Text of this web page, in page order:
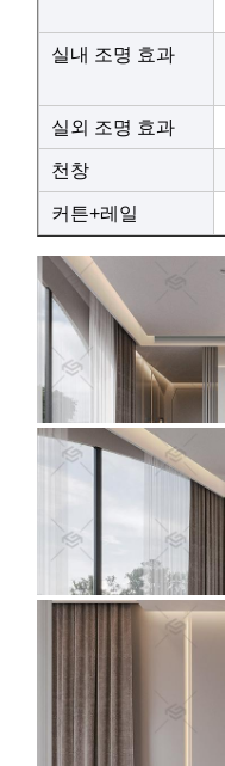
실내 조명 효과
실외 조명 효과
천창
커튼+레일